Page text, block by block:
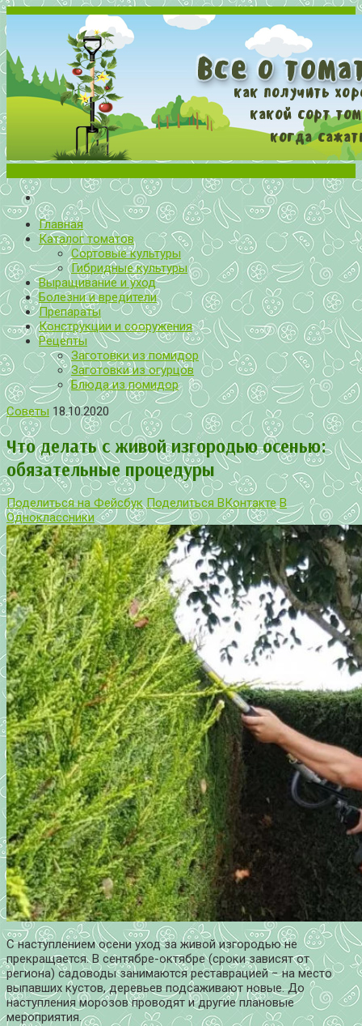
Все о томатах. Выращивание томатов. Сорта и рассада.
Выращивание и уход за томатами
Главная
Каталог томатов
Сортовые культуры
Гибридные культуры
Выращивание и уход
Болезни и вредители
Препараты
Конструкции и сооружения
Рецепты
Заготовки из помидор
Заготовки из огурцов
Блюда из помидор
Советы 18.10.2020
Что делать с живой изгородью осенью:
обязательные процедуры
Поделиться на Фейсбук Поделиться ВКонтакте В
Одноклассники
С наступлением осени уход за живой изгородью не
прекращается. В сентябре-октябре (сроки зависят от
региона) садоводы занимаются реставрацией − на место
выпавших кустов, деревьев подсаживают новые. До
наступления морозов проводят и другие плановые
мероприятия.